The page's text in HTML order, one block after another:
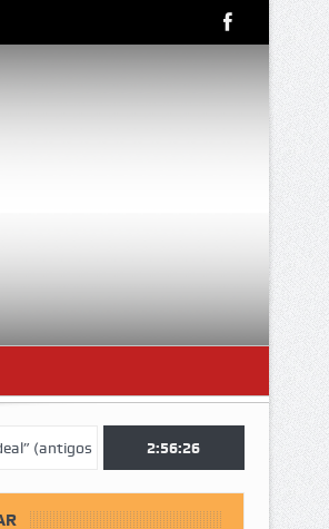
atletas “moçambicanos” do GCF da
2:56:27